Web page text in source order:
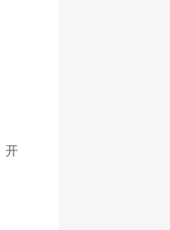
开